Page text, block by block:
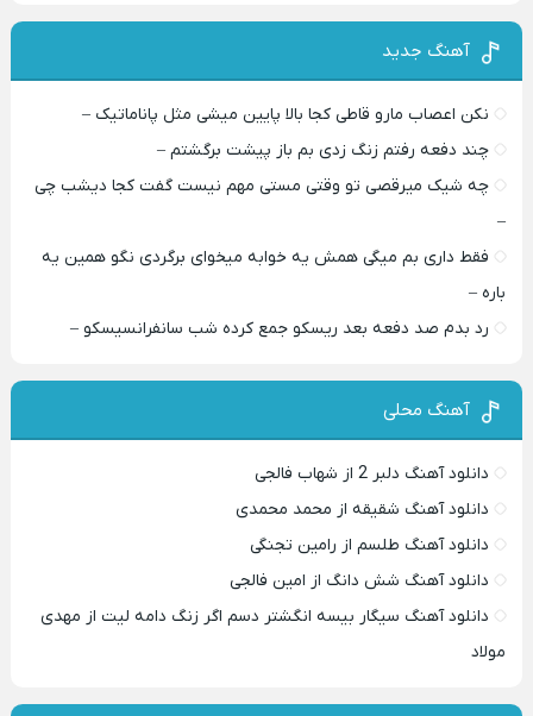
آهنگ جدید
نکن اعصاب مارو قاطی کجا بالا پایین میشی مثل پاناماتیک –
چند دفعه رفتم زنگ زدی بم باز پیشت برگشتم –
چه شیک میرقصی تو وقتی مستی مهم نیست گفت کجا دیشب چی
–
فقط داری بم میگی همش یه خوابه میخوای برگردی نگو همین یه
باره –
رد بدم صد دفعه بعد ریسکو جمع کرده شب سانفرانسیسکو –
آهنگ محلی
دانلود آهنگ دلبر 2 از شهاب فالجی
دانلود آهنگ شقیقه از محمد محمدی
دانلود آهنگ طلسم از رامین تجنگی
دانلود آهنگ شش دانگ از امین فالجی
دانلود آهنگ سیگار بیسه انگشتر دسم اگر زنگ دامه لیت از مهدی
مولاد